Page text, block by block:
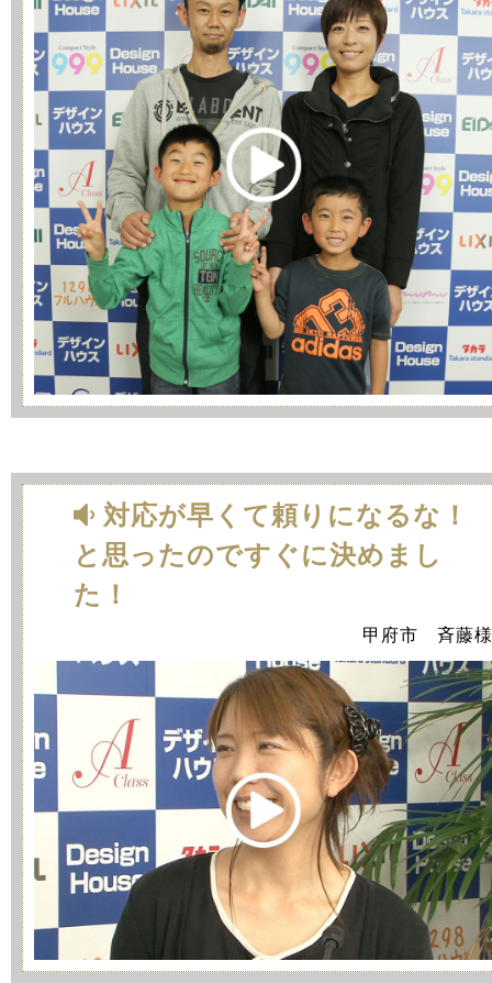
対応が早くて頼りになるな！
と思ったのですぐに決めまし
た！
甲府市 斉藤様